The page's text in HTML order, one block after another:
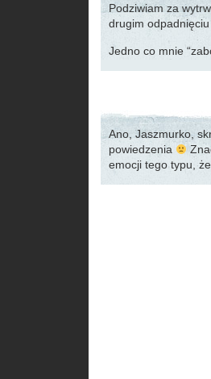
Podziwiam za
drugim odpadnięciu
Jedno co mnie
Ano, Jaszmurko,
powiedzenia
emocji tego typu,